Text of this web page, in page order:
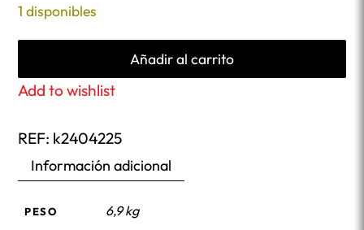
1 disponibles
Añadir al carrito
Add to wishlist
REF: k2404225
Información adicional
PESO 6,9 kg